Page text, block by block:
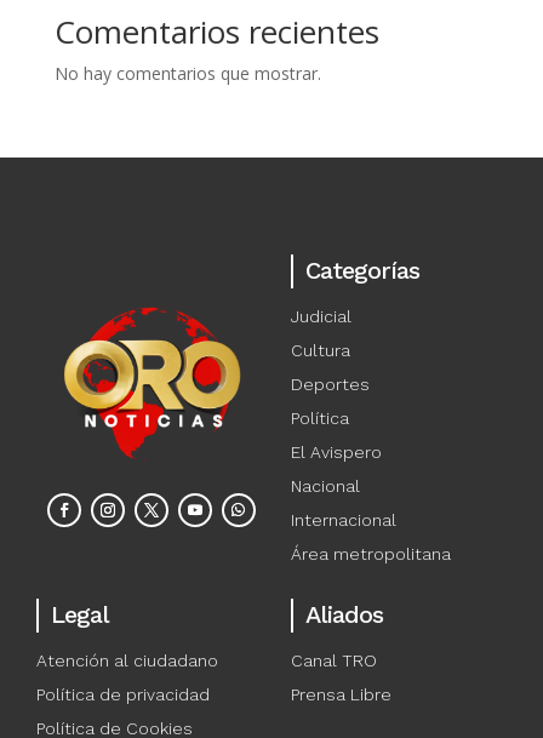
Comentarios recientes
No hay comentarios que mostrar.
Categorías
Judicial
Cultura
Deportes
Política
El Avispero
Nacional
Internacional
Área metropolitana
Legal
Atención al ciudadano
Política de privacidad
Política de Cookies
Aliados
Canal TRO
Prensa Libre